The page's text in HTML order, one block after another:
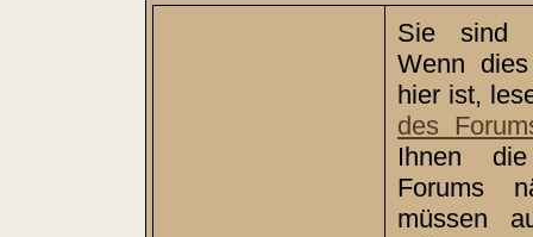
Sie sind
Wenn
hier ist,
des
Ihnen
Forums
müssen